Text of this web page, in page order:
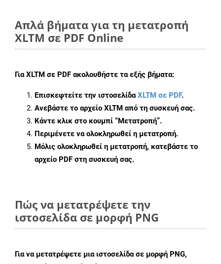
Απλά βήματα για τη μετατροπή
XLTM σε PDF Online
ΓιαXLTM σε PDF ακολουθήστε τα εξής βήματα:
Επισκεφτείτε την ιστοσελίδαXLTM σε PDF.
Ανεβάστε το αρχείο XLTM από τη συσκευή σας.
Κάντε κλικ στο κουμπί “Μετατροπή”.
Περιμένετε να ολοκληρωθεί η μετατροπή.
Μόλις ολοκληρωθεί η μετατροπή, κατεβάστε το
αρχείο PDF στη συσκευή σας.
Πώς να μετατρέψετε την
ιστοσελίδα σε μορφή PNG
Για να μετατρέψετε μια ιστοσελίδα σε μορφή PNG,